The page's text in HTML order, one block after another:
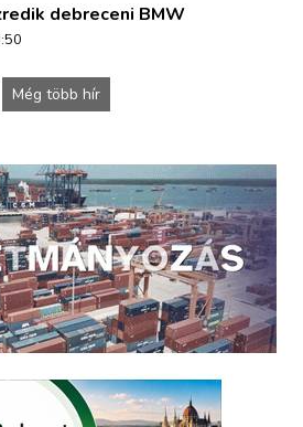
debreceni BMW
Még több hír